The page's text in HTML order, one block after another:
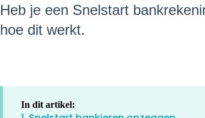
Heb je een Snelstart
hoe dit werkt.
In dit artikel: